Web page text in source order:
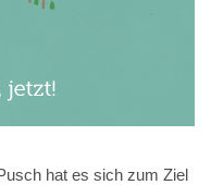
hat es sich zum Ziel